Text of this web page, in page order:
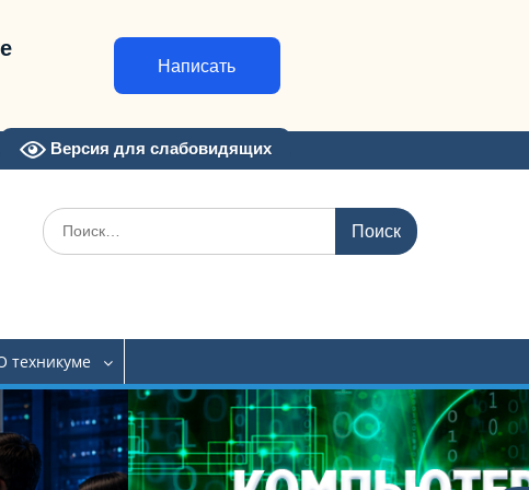
Написать
Версия для слабовидящих
Искать:
техникуме